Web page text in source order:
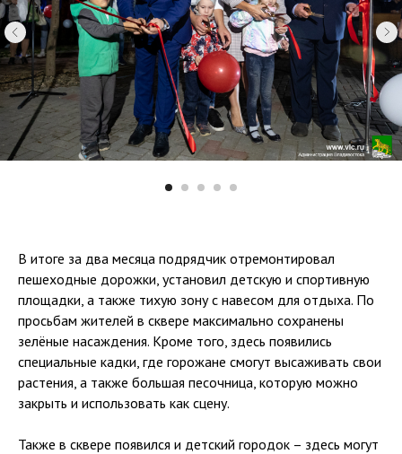
В итоге за два месяца подрядчик отремонтировал
пешеходные дорожки, установил детскую и спортивную
площадки, а также тихую зону с навесом для отдыха. По
просьбам жителей в сквере максимально сохранены
зелёные насаждения. Кроме того, здесь появились
специальные кадки, где горожане смогут высаживать свои
растения, а также большая песочница, которую можно
закрыть и использовать как сцену.
Также в сквере появился и детский городок – здесь могут